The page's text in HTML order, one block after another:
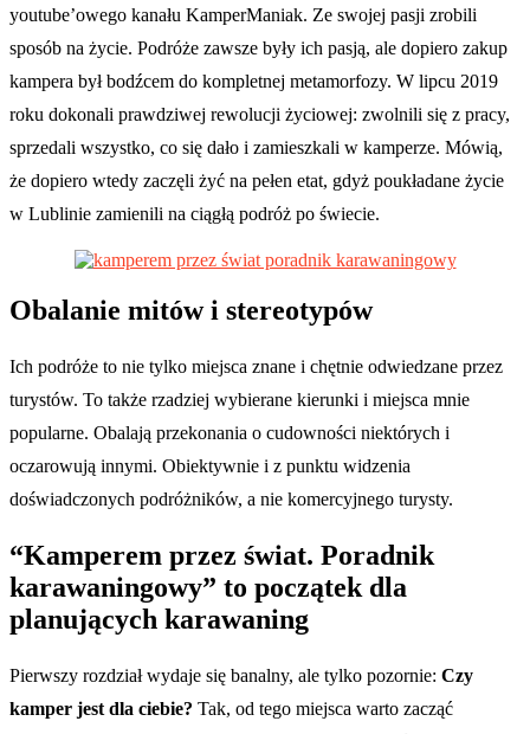
youtube’owego kanału KamperManiak. Ze swojej pasji zrobili
sposób na życie. Podróże zawsze były ich pasją, ale dopiero zakup
kampera był bodźcem do kompletnej metamorfozy. W lipcu 2019
roku dokonali prawdziwej rewolucji życiowej: zwolnili się z pracy,
sprzedali wszystko, co się dało i zamieszkali w kamperze. Mówią,
że dopiero wtedy zaczęli żyć na pełen etat, gdyż poukładane życie
w Lublinie zamienili na ciągłą podróż po świecie.
Obalanie mitów i stereotypów
Ich podróże to nie tylko miejsca znane i chętnie odwiedzane przez
turystów. To także rzadziej wybierane kierunki i miejsca mnie
popularne. Obalają przekonania o cudowności niektórych i
oczarowują innymi. Obiektywnie i z punktu widzenia
doświadczonych podróżników, a nie komercyjnego turysty.
“Kamperem przez świat. Poradnik
karawaningowy” to początek dla
planujących karawaning
Pierwszy rozdział wydaje się banalny, ale tylko pozornie: Czy
kamper jest dla ciebie? Tak, od tego miejsca warto zacząć